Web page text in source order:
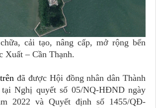
cải tạo, nâng cấp, mở rộng bến
Xuất – Cần Thạnh.
trênđã đượcHội đồng nhân dân Thành
tại Nghị quyết số 05/NQ-HĐND ngày
2022 và Quyết định số 1455/QĐ-